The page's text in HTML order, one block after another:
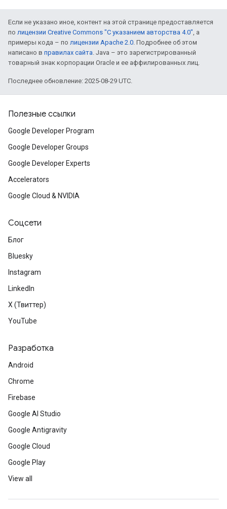
Если не указано иное, контент на этой странице предоставляется
по лицензии Creative Commons "С указанием авторства 4.0", а
примеры кода – по лицензии Apache 2.0. Подробнее об этом
написано в правилах сайта. Java – это зарегистрированный
товарный знак корпорации Oracle и ее аффилированных лиц.
Последнее обновление: 2025-08-29 UTC.
Полезные ссылки
Google Developer Program
Google Developer Groups
Google Developer Experts
Accelerators
Google Cloud & NVIDIA
Соцсети
Блог
Bluesky
Instagram
LinkedIn
X (Твиттер)
YouTube
Разработка
Android
Chrome
Firebase
Google AI Studio
Google Antigravity
Google Cloud
Google Play
View all